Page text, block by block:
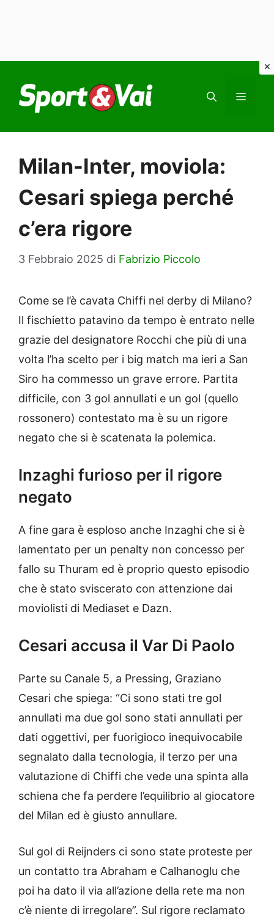
contenuto
Milan-Inter, moviola:
Cesari spiega perché
c’era rigore
3 Febbraio 2025 di Fabrizio Piccolo
Come se l’è cavata Chiffi nel derby di Milano?
Il fischietto patavino da tempo è entrato nelle
grazie del designatore Rocchi che più di una
volta l’ha scelto per i big match ma ieri a San
Siro ha commesso un grave errore. Partita
difficile, con 3 gol annullati e un gol (quello
rossonero) contestato ma è su un rigore
negato che si è scatenata la polemica.
Inzaghi furioso per il rigore
negato
A fine gara è esploso anche Inzaghi che si è
lamentato per un penalty non concesso per
fallo su Thuram ed è proprio questo episodio
che è stato sviscerato con attenzione dai
moviolisti di Mediaset e Dazn.
Cesari accusa il Var Di Paolo
Parte su Canale 5, a Pressing, Graziano
Cesari che spiega: “Ci sono stati tre gol
annullati ma due gol sono stati annullati per
dati oggettivi, per fuorigioco inequivocabile
segnalato dalla tecnologia, il terzo per una
valutazione di Chiffi che vede una spinta alla
schiena che fa perdere l’equilibrio al giocatore
del Milan ed è giusto annullare.
Sul gol di Reijnders ci sono state proteste per
un contatto tra Abraham e Calhanoglu che
poi ha dato il via all’azione della rete ma non
c’è niente di irregolare”. Sul rigore reclamato